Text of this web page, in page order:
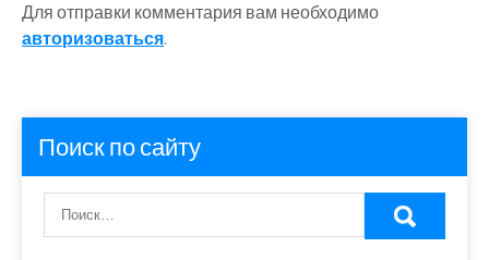
Для отправки комментария вам необходимо
авторизоваться.
Поиск по сайту